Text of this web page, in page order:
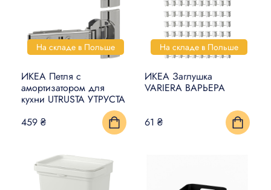
На складе в Польше
ИКЕА Петля с
амортизатором для
кухни UTRUSTA УТРУСТА
459 ₴
На складе в Польше
ИКЕА Заглушка
VARIERA ВАРЬЕРА
61 ₴